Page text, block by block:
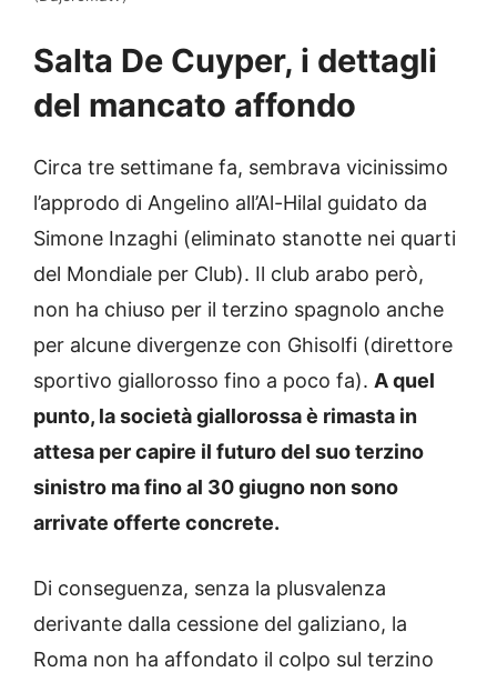
Salta De Cuyper, i dettagli
del mancato affondo
Circa tre settimane fa, sembrava vicinissimo
l’approdo di Angelino all’Al-Hilal guidato da
Simone Inzaghi (eliminato stanotte nei quarti
del Mondiale per Club). Il club arabo però,
non ha chiuso per il terzino spagnolo anche
per alcune divergenze con Ghisolfi (direttore
sportivo giallorosso fino a poco fa). A quel
punto, la società giallorossa è rimasta in
attesa per capire il futuro del suo terzino
sinistro ma fino al 30 giugno non sono
arrivate offerte concrete.
Di conseguenza, senza la plusvalenza
derivante dalla cessione del galiziano, la
Roma non ha affondato il colpo sul terzino